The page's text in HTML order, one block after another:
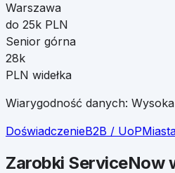
Warszawa
do 25k PLN
Senior górna
28k
PLN widełka
Wiarygodność danych: Wysoka
DoświadczenieB2B / UoP
Zarobki ServiceNow